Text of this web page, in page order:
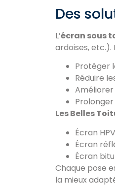
Des
L’écran sous
ardoises, etc.).
Protéger
Réduire
Améliorer
Les Belles
Écran
Écran
Écran
Chaque pose
la mieux